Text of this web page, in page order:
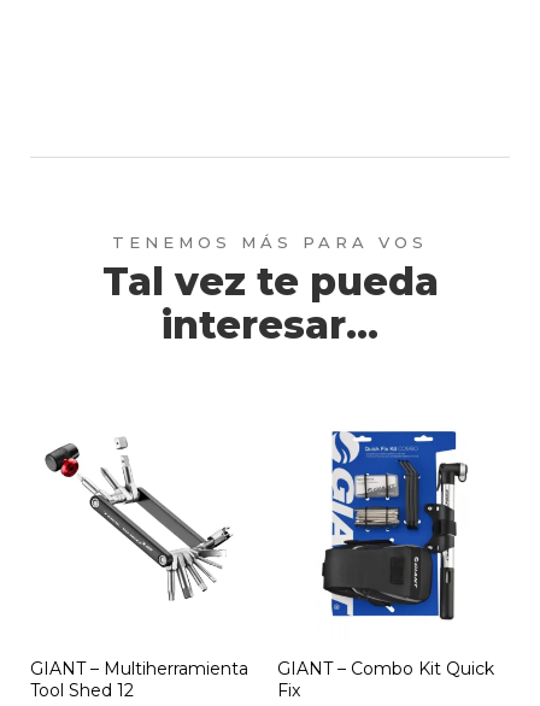
Tal vez te pueda
interesar...
GIANT – Multiherramienta
Tool Shed 12
GIANT – Combo Kit Quick
Fix